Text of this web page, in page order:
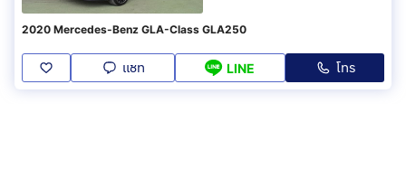
2020 Mercedes-Benz GLA-Class GLA250
แชท LINE โทร